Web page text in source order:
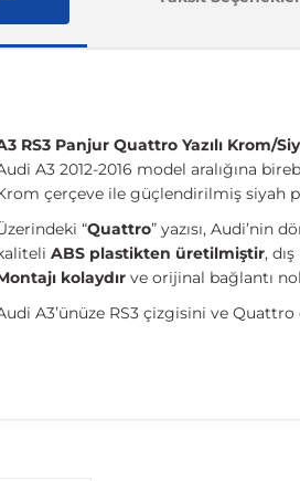
RS3 Panjur Quattro Yazılı Krom/
A3 2012-2016 model aralığına
çerçeve ile güçlendirilmiş siyah
“Quattro” yazısı, Audi’nin
ABS plastikten üretilmiştir,
kolaydır ve orijinal bağlantı
A3’ünüze RS3 çizgisini ve